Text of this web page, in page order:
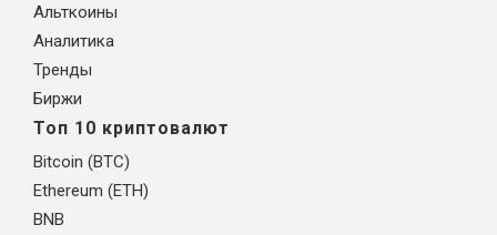
Альткоины
Аналитика
Тренды
Биржи
Топ 10 криптовалют
Bitcoin (BTC)
Ethereum (ETH)
BNB